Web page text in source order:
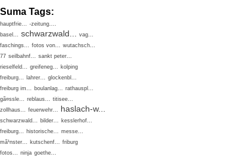
Suma Tags:
hauptfrie... -zeitung....
basel... schwarzwald...
vag...
faschings... fotos von... wutachsch...
77 seilbahnf... sankt peter...
rieselfeld... greifeneg... kolping
freiburg...
lahrer... glockenbl...
freiburg im... boulanlag... rathauspl...
gã¤ssle... reblaus... titisee...
zollhaus... feuerwehr... haslach-w...
schwarzwald... bilder... kesslerhof...
freiburg... historische... messe...
mã¹nster... kutschenf... friburg
fotos... ninja goethe...